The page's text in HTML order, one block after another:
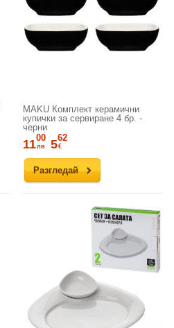
MAKU Комплект керамични
купички за сервиране 4 бр. -
черни
Разгледай
1100
лв 562
€